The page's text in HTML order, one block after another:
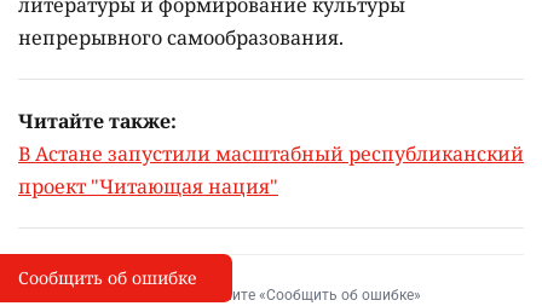
непрерывного самообразования.
Читайте также:
В Астане запустили масштабный республиканский
проект "Читающая нация"
I
Сообщить об опечатке
Выделите фрагмент и нажмите «Сообщить об ошибке»
Сообщить об ошибке